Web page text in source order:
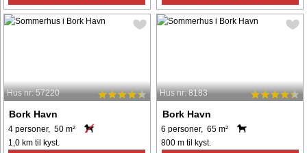
Hus nr: 57220
Bork Havn
4 personer, 50 m²
1,0 km til kyst.
Hus nr: 8183
Bork Havn
6 personer, 65 m²
800 m til kyst.